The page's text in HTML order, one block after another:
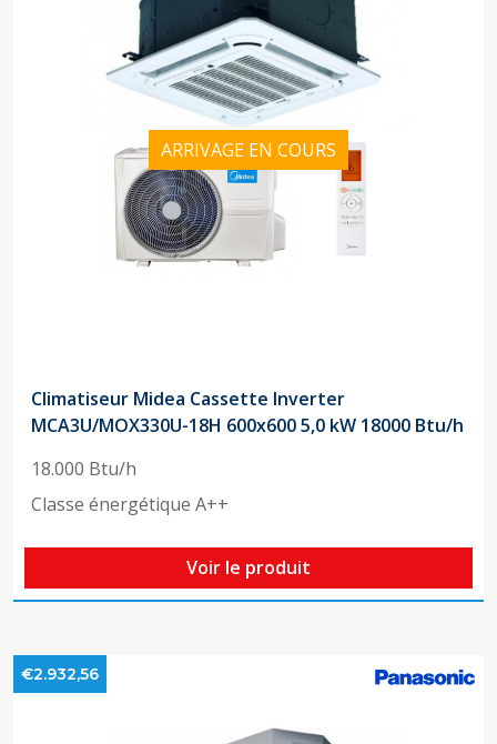
ARRIVAGE EN COURS
Climatiseur Midea Cassette Inverter
MCA3U/MOX330U-18H 600x600 5,0 kW 18000 Btu/h
18.000 Btu/h
Classe énergétique A++
Voir le produit
€2.932,56